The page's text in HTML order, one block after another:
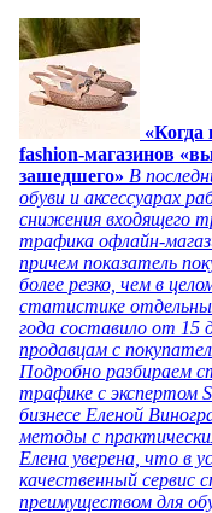
«Когда
fashion-магазинов
зашедшего» В
обуви и аксессуарах
снижения входящего
трафика офлайн-
причем показатель
более резко, чем в
статистике
года составило от
продавцам с
Подробно разбираем
трафике с экспертом
бизнесе Еленой
методы с
Елена уверена, что в
качественный сервис
преимуществом для